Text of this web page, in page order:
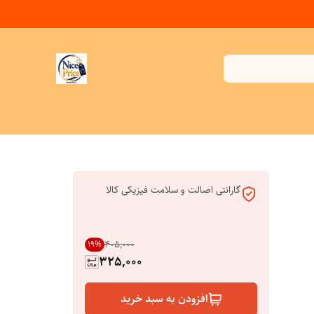
گارانتی اصالت و سلامت فیزیکی کالا
۴۰۵٬۰۰۰ 19%
325,000
افزودن به سبد خرید